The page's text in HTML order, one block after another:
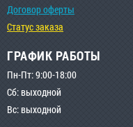
Договор оферты
Статус заказа
ГРАФИК РАБОТЫ
Пн-Пт: 9:00-18:00
Сб: выходной
Вс: выходной